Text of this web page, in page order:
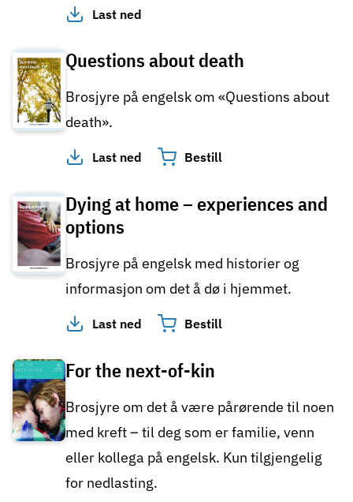
Last ned
Questions about death
Brosjyre på engelsk om «Questions about
death».
Last ned Bestill
Dying at home – experiences and
options
Brosjyre på engelsk med historier og
informasjon om det å dø i hjemmet.
Last ned Bestill
For the next-of-kin
Brosjyre om det å være pårørende til noen
med kreft – til deg som er familie, venn
eller kollega på engelsk. Kun tilgjengelig
for nedlasting.